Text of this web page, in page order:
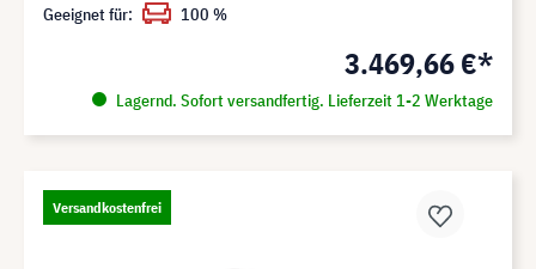
3.469,66 €*
Lagernd. Sofort versandfertig. Lieferzeit 1-2 Werktage
Geeignet für: 100 %
Versandkostenfrei